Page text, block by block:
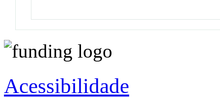
Acessibilidade